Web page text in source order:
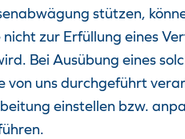
stützen,
zur Erfüllung eines
Bei Ausübung eines
uns durchgeführt
einstellen bzw.